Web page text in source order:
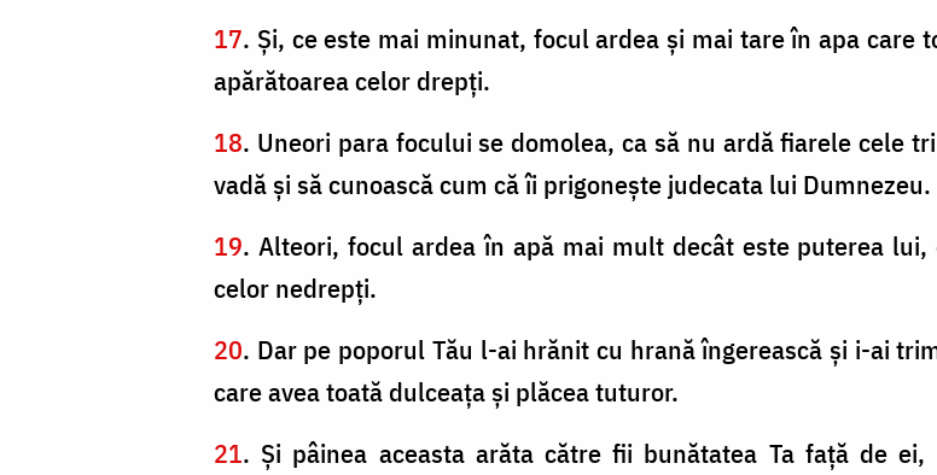
17. Şi, ce este mai minunat, focul ardea şi mai tare în apa
apărătoarea celor drepţi.
18. Uneori para focului se domolea, ca să nu ardă fiarele cele
vadă şi să cunoască cum că îi prigoneşte judecata lui Dumnezeu.
19. Alteori, focul ardea în apă mai mult decât este puterea
celor nedrepţi.
20. Dar pe poporul Tău l-ai hrănit cu hrană îngerească şi i-ai
care avea toată dulceaţa şi plăcea tuturor.
21. Şi pâinea aceasta arăta către fii bunătatea Ta faţă de